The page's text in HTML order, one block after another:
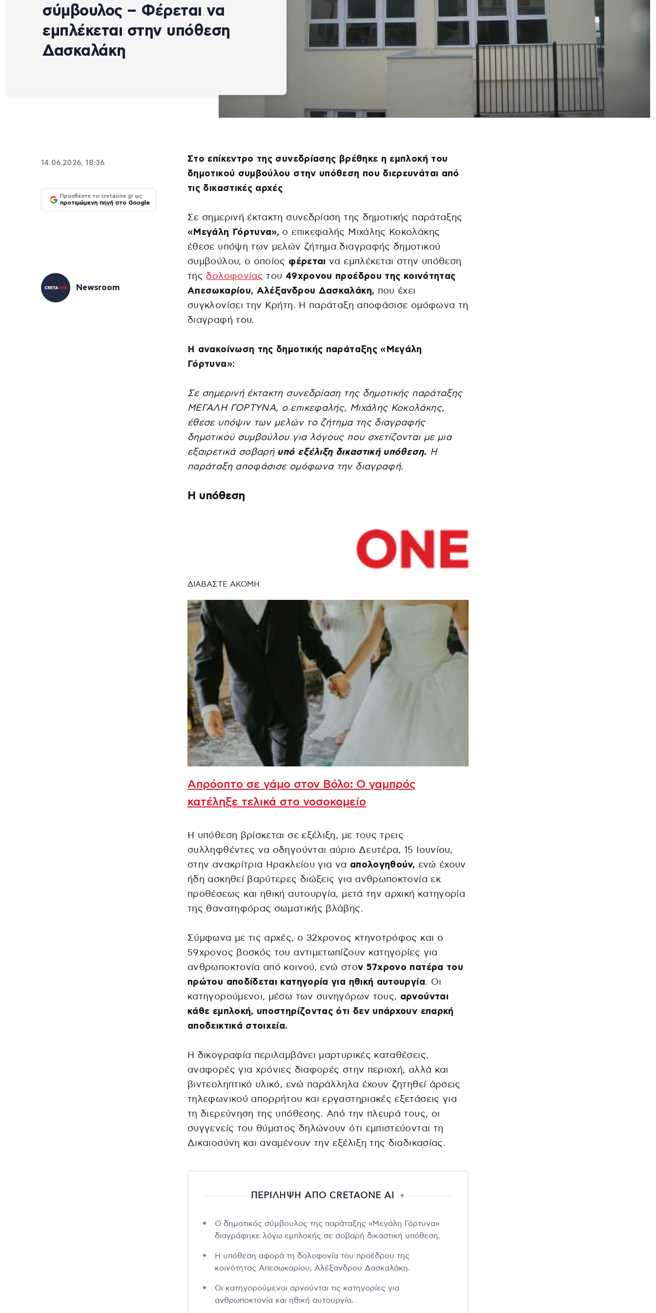
σύμβουλος – Φέρεται να
εμπλέκεται στην υπόθεση
Δασκαλάκη
14.06.2026, 18:36
Προσθέστε το cretaone.gr ως
προτιμώμενη πηγή στο Google
Newsroom
Στο επίκεντρο της συνεδρίασης βρέθηκε η εμπλοκή του
δημοτικού συμβούλου στην υπόθεση που διερευνάται από
τις δικαστικές αρχές
Σε σημερινή έκτακτη συνεδρίαση της δημοτικής παράταξης
«Μεγάλη Γόρτυνα», ο επικεφαλής Μιχάλης Κοκολάκης
έθεσε υπόψη των μελών ζήτημα διαγραφής δημοτικού
συμβούλου, ο οποίος φέρεται να εμπλέκεται στην υπόθεση
της δολοφονίας του 49χρονου προέδρου της κοινότητας
Απεσωκαρίου, Αλέξανδρου Δασκαλάκη, που έχει
συγκλονίσει την Κρήτη. Η παράταξη αποφάσισε ομόφωνα τη
διαγραφή του.
Η ανακοίνωση της δημοτικής παράταξης «Μεγάλη
Γόρτυνα»:
Σε σημερινή έκτακτη συνεδρίαση της δημοτικής παράταξης
ΜΕΓΑΛΗ ΓΟΡΤΥΝΑ, ο επικεφαλής, Μιχάλης Κοκολάκης,
έθεσε υπόψιν των μελών το ζήτημα της διαγραφής
δημοτικού συμβούλου για λόγους που σχετίζονται με μια
εξαιρετικά σοβαρή υπό εξέλιξη δικαστική υπόθεση. Η
παράταξη αποφάσισε ομόφωνα την διαγραφή.
Η υπόθεση
ΔΙΑΒΑΣΤΕ ΑΚΟΜΗ
Απρόοπτο σε γάμο στον Βόλο: Ο γαμπρός
κατέληξε τελικά στο νοσοκομείο
Η υπόθεση βρίσκεται σε εξέλιξη, με τους τρεις
συλληφθέντες να οδηγούνται αύριο Δευτέρα, 15 Ιουνίου,
στην ανακρίτρια Ηρακλείου για να απολογηθούν, ενώ έχουν
ήδη ασκηθεί βαρύτερες διώξεις για ανθρωποκτονία εκ
προθέσεως και ηθική αυτουργία, μετά την αρχική κατηγορία
της θανατηφόρας σωματικής βλάβης.
Σύμφωνα με τις αρχές, ο 32χρονος κτηνοτρόφος και ο
59χρονος βοσκός του αντιμετωπίζουν κατηγορίες για
ανθρωποκτονία από κοινού, ενώ στον 57χρονο πατέρα του
πρώτου αποδίδεται κατηγορία για ηθική αυτουργία. Οι
κατηγορούμενοι, μέσω των συνηγόρων τους, αρνούνται
κάθε εμπλοκή, υποστηρίζοντας ότι δεν υπάρχουν επαρκή
αποδεικτικά στοιχεία.
Η δικογραφία περιλαμβάνει μαρτυρικές καταθέσεις,
αναφορές για χρόνιες διαφορές στην περιοχή, αλλά και
βιντεοληπτικό υλικό, ενώ παράλληλα έχουν ζητηθεί άρσεις
τηλεφωνικού απορρήτου και εργαστηριακές εξετάσεις για
τη διερεύνηση της υπόθεσης. Από την πλευρά τους, οι
συγγενείς του θύματος δηλώνουν ότι εμπιστεύονται τη
Δικαιοσύνη και αναμένουν την εξέλιξη της διαδικασίας.
ΠΕΡΙΛΗΨΗ ΑΠΟ CRETAONE AI ▼
Ο δημοτικός σύμβουλος της παράταξης «Μεγάλη Γόρτυνα»
διαγράφηκε λόγω εμπλοκής σε σοβαρή δικαστική υπόθεση.
Η υπόθεση αφορά τη δολοφονία του προέδρου της
κοινότητας Απεσωκαρίου, Αλέξανδρου Δασκαλάκη.
Οι κατηγορούμενοι αρνούνται τις κατηγορίες για
ανθρωποκτονία και ηθική αυτουργία.